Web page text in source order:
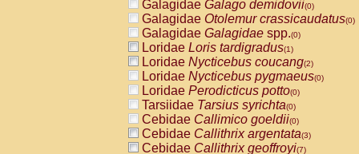
Galagidae Galago demidovii(0)
Galagidae Otolemur crassicaudatus(0)
Galagidae Galagidae spp.(0)
Loridae Loris tardigradus(1)
Loridae Nycticebus coucang(2)
Loridae Nycticebus pygmaeus(0)
Loridae Perodicticus potto(0)
Tarsiidae Tarsius syrichta(0)
Cebidae Callimico goeldii(0)
Cebidae Callithrix argentata(3)
Cebidae Callithrix geoffroyi(7)